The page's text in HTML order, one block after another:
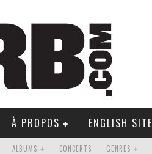
À PROPOS ENGLISH SITE
ALBUMS CONCERTS GENRES